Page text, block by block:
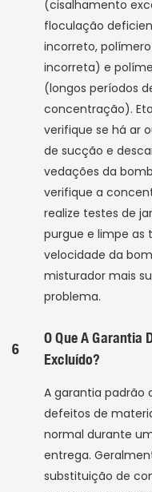
(cisalhamento
floculação
incorreto,
incorreta) e
(longos períodos
concentração).
verifique se há ar
de sucção e
vedações da
verifique a
realize testes de
purgue e limpe as
velocidade da
misturador mais
problema.
6
O Que A Garantia
Excluído?
A garantia padrão
defeitos de
normal durante
entrega.
substituição de